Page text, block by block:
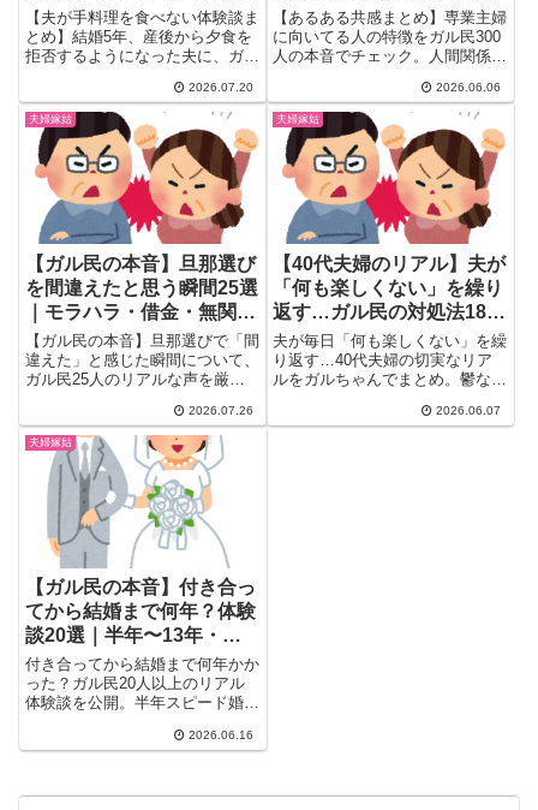
リアル体験談
【夫が手料理を食べない体験談ま
とめ】結婚5年、産後から夕食を
拒否するようになった夫に、ガル
でもなく浮気疑惑だった。「味は
普通」という評価に潜む危険信号
の見分け方、ジム通い・筋トレ勢
との食事のすれ違い、もう作らな
くていいと割り切った対処法ま
で、22件のリアルな本音を紹介
する。
2026.07.20
係と本音
【あるある共感まとめ】専業主婦
に向いてる人の特徴をガル民300
人の本音でチェック。人間関係で
体力的な理由など、共働きを選ば
ない女性たちのリアルな声を20
選まとめました。自分は向いて
る？チェックリストとして活用く
ださい。
2026.06.06
夫婦嫁姑
【ガル民の本音】旦那選び
を間違えたと思う瞬間25選
｜モラハラ・借金・無関心
のリアル体験談
【ガル民の本音】旦那選びで「間
違えた」と感じた瞬間について、
ガル民25人のリアルな声を厳
棄のサインから、後悔しない夫選
びのチェックポイントまで、検索
しても出てこない本音を一気にチ
ェック。
2026.07.26
夫婦嫁姑
【40代夫婦のリアル】夫が
「何も楽しくない」を繰り
返す…ガル民の対処法18選
｜鬱・男性更年期・潔癖症
の見分け方
夫が毎日「何も楽しくない」を繰
り返す…40代夫婦の切実なリア
ルをガルちゃんでまとめ。鬱なの
夫への向き合い方、潔癖夫との台
2026.06.07
夫婦嫁姑
【ガル民の本音】付き合っ
てから結婚まで何年？体験
談20選｜半年〜13年・後
悔エピソード・平均2年の
真実
付き合ってから結婚まで何年かか
った？ガル民20人以上のリアル
体験談を公開。半年スピード婚か
って後悔した」の本音と交際期間
2026.06.16